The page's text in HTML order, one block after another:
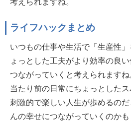
ライフハックまとめ
いつもの仕事や生活で「生産性
ょっとした工夫がより効率の良
つながっていくと考えられますね
当たり前の日常にちょっとしたス
刺激的で楽しい人生が歩めるの
んの幸せにつながっていくのか